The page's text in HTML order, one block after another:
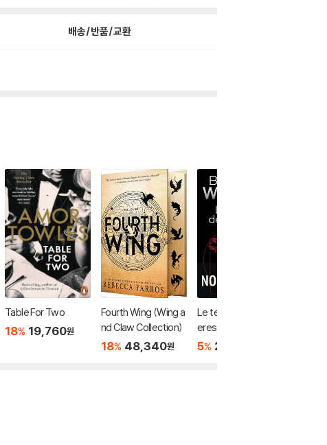
배송/반품/교환
Table For Two
18% 19,760원
Fourth Wing (Wing a
nd Claw Collection)
18% 48,340원
Le temps des chim
eres
5% 21,660